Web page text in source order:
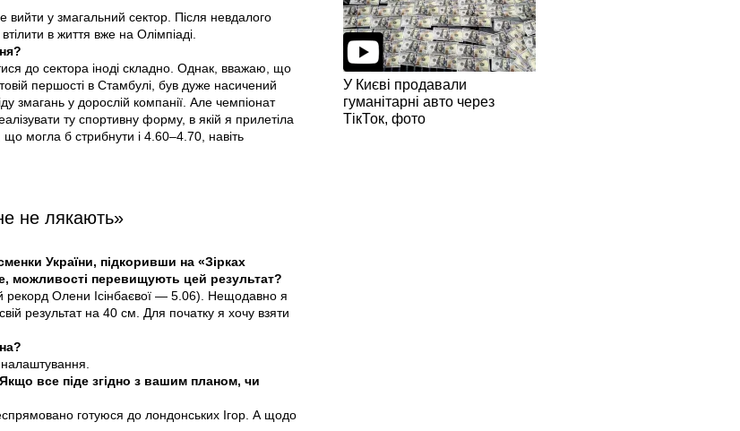
у змагальний сектор. Після невдалого
в життя вже на Олімпіаді.
до сектора іноді складно. Однак, вважаю, що
першості в Стамбулі, був дуже насичений
змагань у дорослій компанії. Але чемпіонат
ту спортивну форму, в якій я прилетіла
могла б стрибнути і 4.60–4.70, навіть
не лякають»
України, підкоривши на «Зірках
можливості перевищують цей результат?
Олени Ісінбаєвої — 5.06). Нещодавно я
результат на 40 см. Для початку я хочу взяти
все піде згідно з вашим планом, чи
готуюся до лондонських Ігор. А щодо
У Києві продавали
гуманітарні авто через
ТікТок, фото